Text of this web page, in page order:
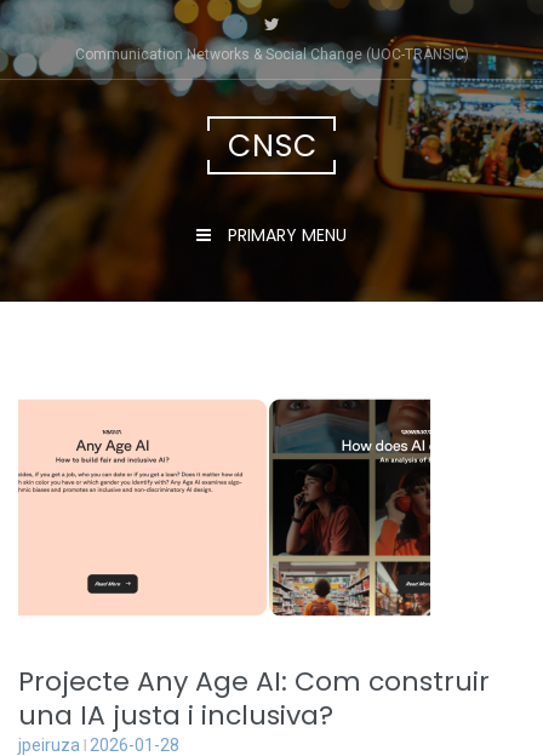
Skip
to
content
Communication Networks & Social Change (UOC-TRÀNSIC)
CNSC
PRIMARY MENU
Projecte Any Age AI: Com construir
una IA justa i inclusiva?
jpeiruza 2026-01-28